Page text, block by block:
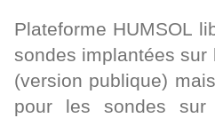
Plateforme HUMSOL
sondes implantées sur
(version publique)
pour les sondes sur